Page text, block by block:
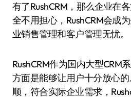
有了RushCRM，那么企业在
全不用担心，RushCRM会成
业销售管理和客户管理无忧。
RushCRM作为国内大型CRM
方面是能够让用户十分放心
顺，符合实际企业需求，